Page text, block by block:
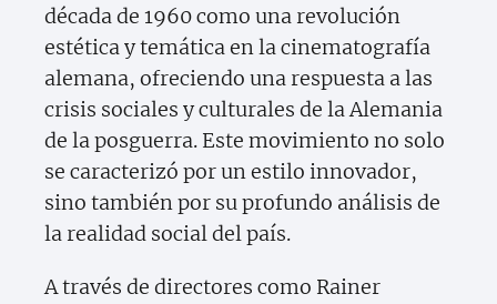
década de 1960 como una revolución
estética y temática en la cinematografía
alemana, ofreciendo una respuesta a las
crisis sociales y culturales de la Alemania
de la posguerra. Este movimiento no solo
se caracterizó por un estilo innovador,
sino también por su profundo análisis de
la realidad social del país.
A través de directores como Rainer